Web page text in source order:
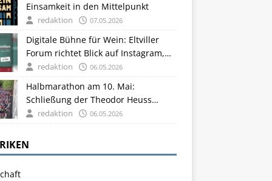
Einsamkeit in den Mittelpunkt
redaktion 07.05.2026
Digitale Bühne für Wein: Eltviller
Forum richtet Blick auf Instagram,
TikTok und junge Zielgruppen
redaktion 06.05.2026
Halbmarathon am 10. Mai:
Schließung der Theodor Heuss
Brücke und Sperrungen in der
Mainzer Innenstadt
redaktion 06.05.2026